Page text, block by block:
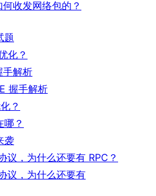
收发网络包的？
题
化？
手解析
握手解析
？
？
袭
议，为什么还要有 RPC？
议，为什么还要有